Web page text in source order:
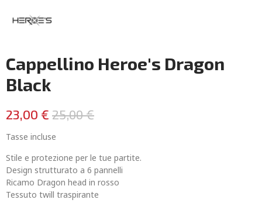
Cappellino Heroe's Dragon
Black
23,00 € 25,00 €
Tasse incluse
Stile e protezione per le tue partite.
Design strutturato a 6 pannelli
Ricamo Dragon head in rosso
Tessuto twill traspirante